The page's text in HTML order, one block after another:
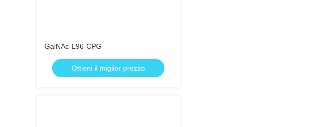
GalNAc-L96-CPG
Ottieni il miglior prezzo